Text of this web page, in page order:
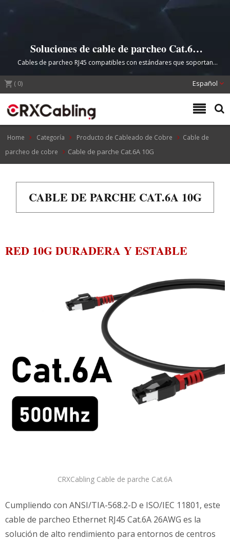
Soluciones de cable de parcheo Cat.6A
10G de alto rendimiento.
Cables de parcheo RJ45 compatibles con estándares que soportan
hasta 500 MHz para aplicaciones de centros de datos y redes
( 0) Español
Home Categoría Producto de Cableado de Cobre
Cable de
parcheo de cobre
Cable de parche Cat.6A 10G
CABLE DE PARCHE CAT.6A 10G
RED 10G DURADERA Y ESTABLE
CRXCabling Cable de parche Cat.6A
Cumpliendo con ANSI/TIA-568.2-D e ISO/IEC 11801, este
cable de parcheo Ethernet RJ45 Cat.6A 26AWG es la
solución de alto rendimiento para entornos de centros